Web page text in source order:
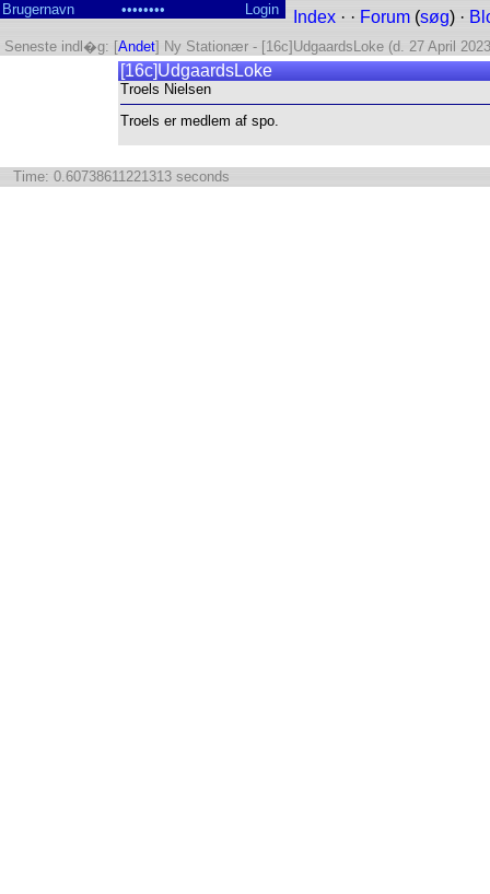
Index · · Forum (søg) ·
Seneste indl�g: [Andet] Ny Stationær - [16c]UdgaardsLoke (d. 27 April
[16c]UdgaardsLoke
Troels Nielsen
Troels er medlem af spo.
Time: 0.60738611221313 seconds